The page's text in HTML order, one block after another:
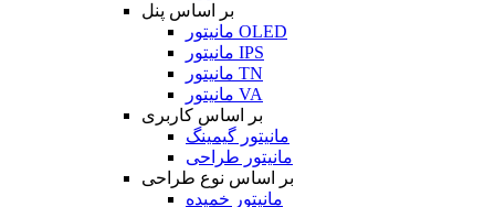
بر اساس پنل
مانیتور OLED
مانیتور IPS
مانیتور TN
مانیتور VA
بر اساس کاربری
مانیتور گیمینگ
مانیتور طراحی
بر اساس نوع طراحی
مانیتور خمیده